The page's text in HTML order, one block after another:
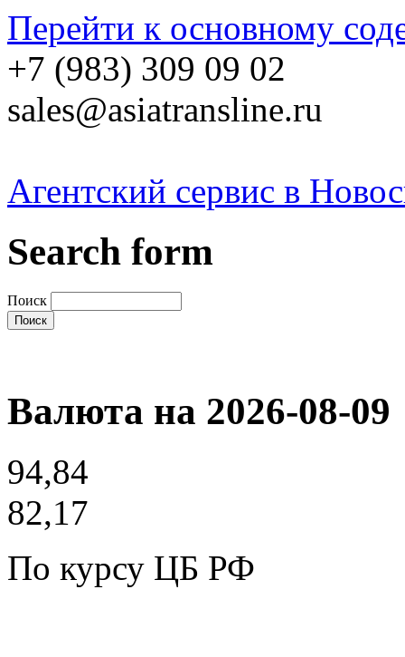
Перейти к основному
+7 (983) 309 09 02
sales@asiatransline.ru
Агентский сервис в
Search form
Поиск
Валюта на 2026-08-09
94,84
82,17
По курсу ЦБ РФ